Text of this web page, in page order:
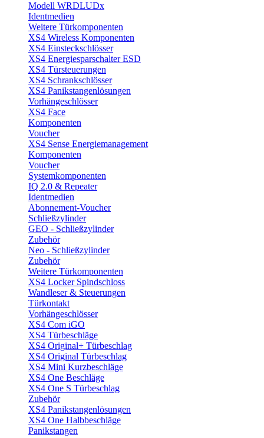
Modell WRDLUDx
Identmedien
Weitere Türkomponenten
XS4 Wireless Komponenten
XS4 Einsteckschlösser
XS4 Energiesparschalter ESD
XS4 Türsteuerungen
XS4 Schrankschlösser
XS4 Panikstangenlösungen
Vorhängeschlösser
XS4 Face
Komponenten
Voucher
XS4 Sense Energiemanagement
Komponenten
Voucher
Systemkomponenten
IQ 2.0 & Repeater
Identmedien
Abonnement-Voucher
Schließzylinder
GEO - Schließzylinder
Zubehör
Neo - Schließzylinder
Zubehör
Weitere Türkomponenten
XS4 Locker Spindschloss
Wandleser & Steuerungen
Türkontakt
Vorhängeschlösser
XS4 Com iGO
XS4 Türbeschläge
XS4 Original+ Türbeschlag
XS4 Original Türbeschlag
XS4 Mini Kurzbeschläge
XS4 One Beschläge
XS4 One S Türbeschlag
Zubehör
XS4 Panikstangenlösungen
XS4 One Halbbeschläge
Panikstangen